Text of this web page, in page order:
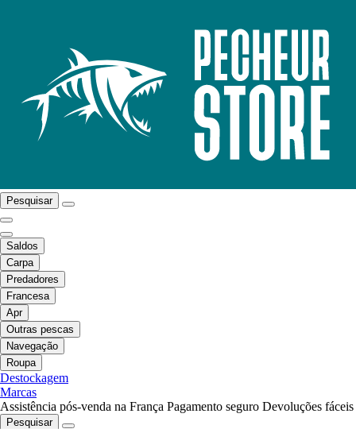
Pesquisar
Saldos
Carpa
Predadores
Francesa
Apr
Outras pescas
Navegação
Roupa
Destockagem
Marcas
Assistência pós-venda na França Pagamento seguro Devoluções fáceis
Pesquisar